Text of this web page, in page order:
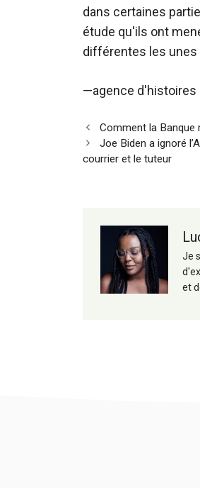
dans certaines
étude qu'ils ont
différentes les unes
—agence d'histoires
Navigation
des
articles
Comment la Banque
Joe Biden a ignoré
courrier et le tuteur
Je
et